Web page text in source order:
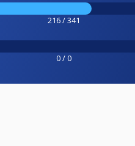
216 / 341
0 / 0